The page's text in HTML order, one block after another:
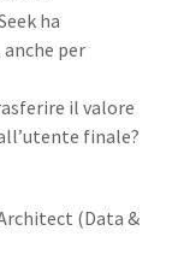
ha
per
il valore
finale?
(Data &